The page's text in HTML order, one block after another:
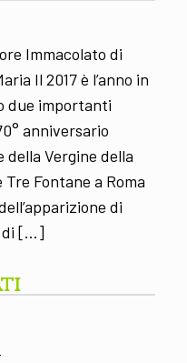
Immacolato di
Il 2017 è l’anno in
due importanti
anniversario
della Vergine della
Tre Fontane a Roma
di
di […]